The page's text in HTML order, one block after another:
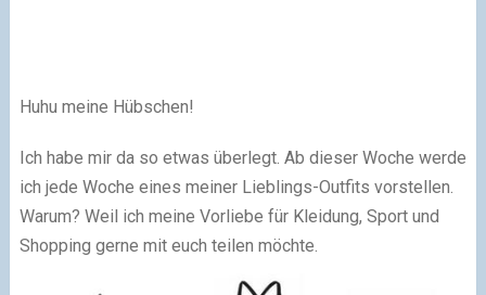
Huhu meine Hübschen!
Ich habe mir da so etwas überlegt. Ab dieser Woche werde
ich jede Woche eines meiner Lieblings-Outfits vorstellen.
Warum? Weil ich meine Vorliebe für Kleidung, Sport und
Shopping gerne mit euch teilen möchte.